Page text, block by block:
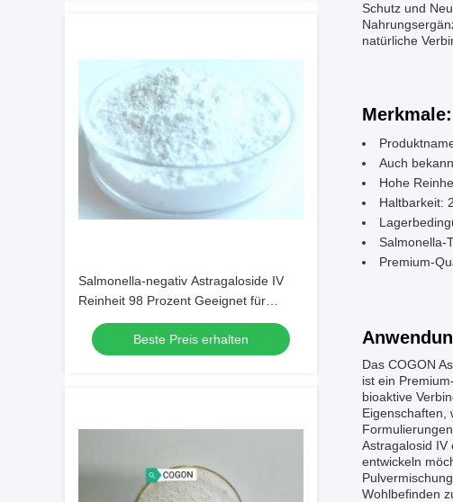
Salmonella-negativ Astragaloside IV
Reinheit 98 Prozent Geeignet für
kosmetische und
Nahrungsergänzungsmittel
Beste Preis erhalten
Schutz und
natürliche
Merkmale:
Auch
Hohe
Haltbarkeit:
Salmonella-
Premium-
Das COGON
ist ein
bioaktive
Eigenschaften,
Astragalosid IV
entwickeln
Wohlbefinden